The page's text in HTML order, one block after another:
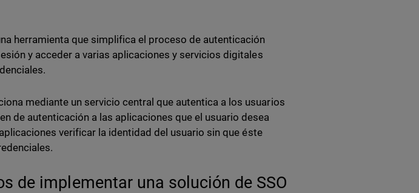
herramienta que simplifica el proceso de autenticación
y acceder a varias aplicaciones y servicios digitales
mediante un servicio central que autentica a los usuarios
de autenticación a las aplicaciones que el usuario desea
verificar la identidad del usuario sin que éste
de implementar una solución de SSO